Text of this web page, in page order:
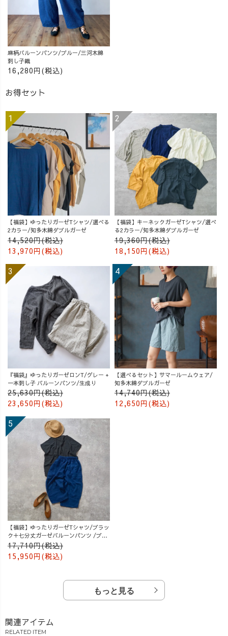
麻柄バルーンパンツ/ブルー/三河木綿
刺し子織
16,280円(税込)
お得セット
【福袋】ゆったりガーゼTシャツ/選べる
2カラー/知多木綿ダブルガーゼ
14,520円(税込)
13,970円(税込)
【福袋】キーネックガーゼTシャツ/選べ
る2カラー/知多木綿ダブルガーゼ
19,360円(税込)
18,150円(税込)
『福袋』ゆったりガーゼロンT/グレー +
一本刺し子 バルーンパンツ/生成り
25,630円(税込)
23,650円(税込)
【選べるセット】サマールームウェア/
知多木綿ダブルガーゼ
14,740円(税込)
12,650円(税込)
【福袋】ゆったりガーゼTシャツ/ブラッ
ク＋七分丈ガーゼバルーンパンツ /ブル
ー
17,710円(税込)
15,950円(税込)
もっと見る
関連アイテム
RELATED ITEM